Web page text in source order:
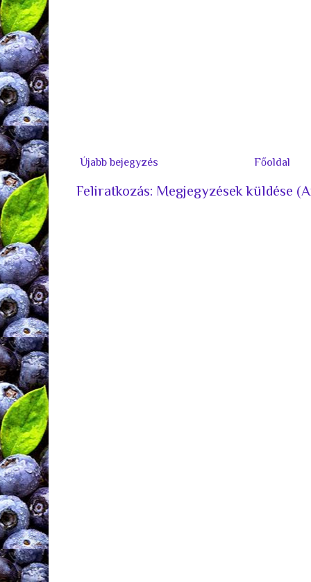
Újabb bejegyzés Főoldal
Feliratkozás: Megjegyzések küldése